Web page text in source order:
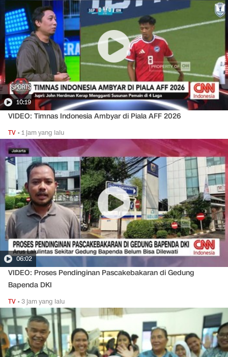
10:19
VIDEO: Timnas Indonesia Ambyar di Piala AFF 2026
TV •1 jam yang lalu
06:02
VIDEO: Proses Pendinginan Pascakebakaran di Gedung
Bapenda DKI
TV •3 jam yang lalu